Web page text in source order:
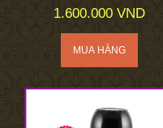
1.600.000 VND